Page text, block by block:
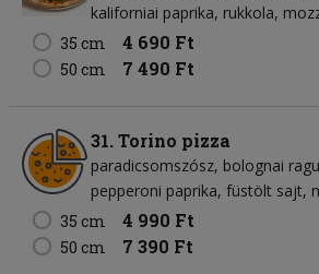
kaliforniai paprika rukkola
35 cm
4 690 Ft
50 cm 7 490 Ft
31. Torino pizza
paradicsomszósz bolognai ragu
pepperoni paprika füstölt sajt
35 cm
4 990 Ft
50 cm 7 390 Ft